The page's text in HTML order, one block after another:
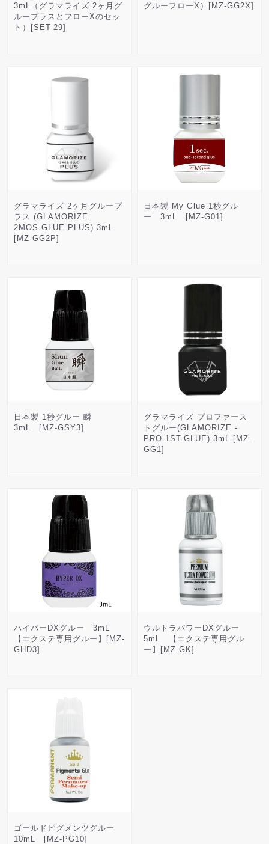
3mL（グラマライズ 2ヶ月グ
ループラスとフローXのセッ
ト）[SET-29]
グルーフローX）[MZ-GG2X]
グラマライズ 2ヶ月グループ
ラス (GLAMORIZE
2MOS.GLUE PLUS) 3mL
[MZ-GG2P]
日本製 My Glue 1秒グル
ー 3mL [MZ-G01]
日本製 1秒グルー 瞬
3mL [MZ-GSY3]
グラマライズ プロファース
トグルー(GLAMORIZE -
PRO 1ST.GLUE) 3mL [MZ-
GG1]
ハイパーDXグルー 3mL
【エクステ専用グルー】[MZ-
GHD3]
ウルトラパワーDXグルー
5mL 【エクステ専用グル
ー】[MZ-GK]
ゴールドピグメンツグルー
10mL [MZ-PG10]